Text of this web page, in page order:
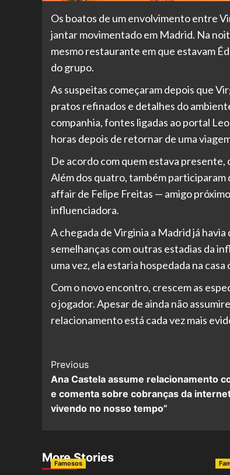
Os boatos de um envolvimento entre
jantar movimentado em Madrid. Na
mesmo restaurante em que estavam
do grupo.
As suspeitas começaram depois que
pratos refinados e detalhes do
companhia, fontes ligadas ao portal
horas depois de retornar de uma
De acordo com quem estava presente,
Além dos quatro, também
affair de Felipe Freitas — amigo
influenciadora.
A chegada de Virginia a Madrid já
semelhanças com outras estadias da
uma vez, ela estaria hospedada na casa
Com o novo encontro, crescem as
o jogador. Apesar de ainda não
relacionamento está cada vez mais
Post
Navigation
Previous
Ana Castela assume relacionamento
e comenta sobre cobranças da
vivendo no nosso tempo”
More Stories
Famosos